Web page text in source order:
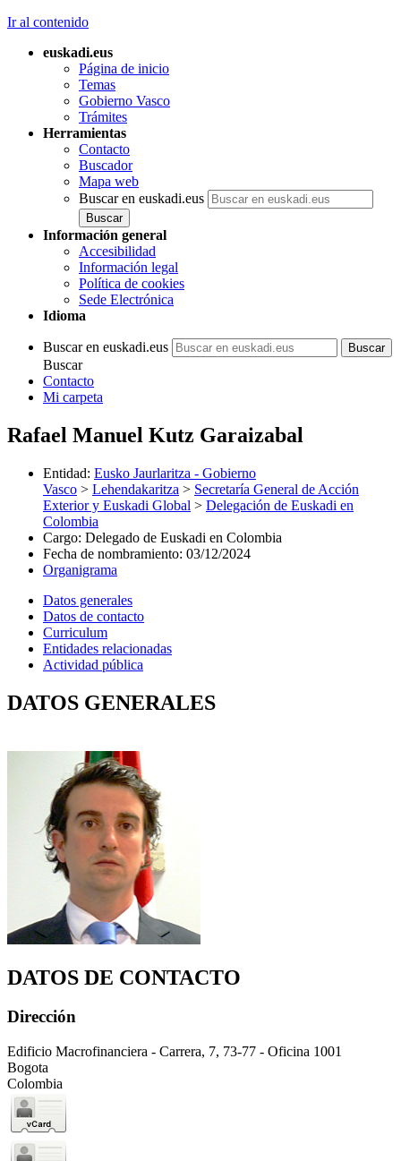
Ir al contenido
euskadi.eus
Página de inicio
Temas
Gobierno Vasco
Trámites
Herramientas
Contacto
Buscador
Mapa web
Buscar en euskadi.eus
Información general
Accesibilidad
Información legal
Política de cookies
Sede Electrónica
Idioma
Buscar en euskadi.eus
Buscar
Contacto
Mi carpeta
Rafael Manuel Kutz Garaizabal
Entidad: Eusko Jaurlaritza - Gobierno
Vasco > Lehendakaritza > Secretaría General de Acción
Exterior y Euskadi Global > Delegación de Euskadi en
Colombia
Cargo: Delegado de Euskadi en Colombia
Fecha de nombramiento: 03/12/2024
Organigrama
Datos generales
Datos de contacto
Curriculum
Entidades relacionadas
Actividad pública
DATOS GENERALES
DATOS DE CONTACTO
Dirección
Edificio Macrofinanciera - Carrera, 7, 73-77 - Oficina 1001
Bogota
Colombia